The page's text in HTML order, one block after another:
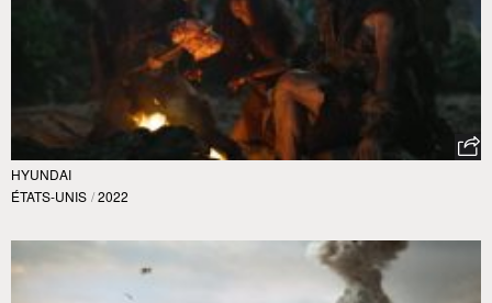
HYUNDAI
ÉTATS-UNIS / 2022